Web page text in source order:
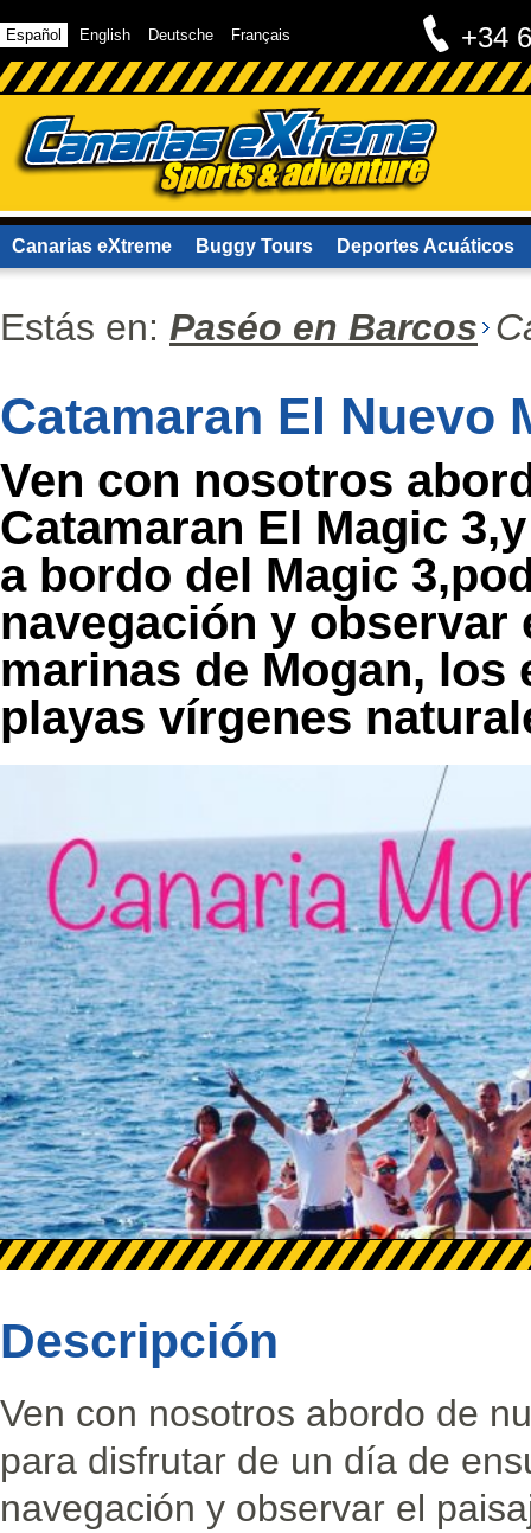
Español English Deutsche Français +34
Canarias eXtreme Buggy Tours Deportes Acuáticos
Estás en: Paséo en Barcos
Catamaran El Nuevo
Ven con nosotros
Catamaran El Magic
a bordo del Magic
navegación y observar
marinas de Mogan,
playas vírgenes
Descripción
Ven con nosotros abordo de
para disfrutar de un día de
navegación y observar el